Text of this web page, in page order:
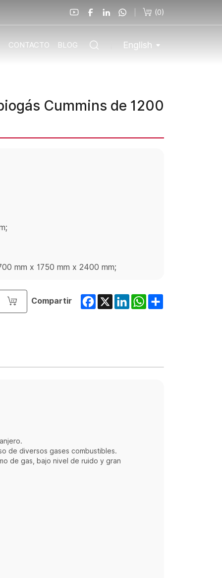
(0)
English
CONTACTO BLOG
Cummins de 1200
mm x 1750 mm x 2400 mm;
Compartir Facebook
X LinkedInWhatsApp
de diversos gases combustibles.
de gas, bajo nivel de ruido y gran